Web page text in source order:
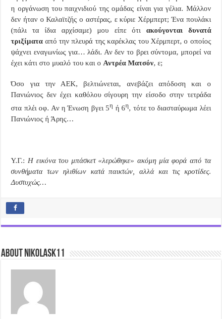
η οργάνωση του παιχνιδιού της ομάδας είναι για γέλια. Μάλλον
δεν ήταν ο Καλαϊτζής ο αστέρας, ε κύριε Χέρμπερτ; Ένα πουλάκι
(πάλι τα ίδια αρχίσαμε) μου είπε ότι ακούγονται δυνατά
τριξίματα από την πλευρά της καρέκλας του Χέρμπερτ, ο οποίος
ψάχνει εναγωνίως για… λάδι. Αν δεν το βρει σύντομα, μπορεί να
έχει κάτι στο μυαλό του και ο Αντρέα Ματσόν, ε;
Όσο για την ΑΕΚ, βελτιώνεται, ανεβάζει απόδοση και ο
Πανιώνιος δεν έχει καθόλου σίγουρη την είσοδο στην τετράδα
στα πλέι οφ. Αν η Ένωση βγει 5η ή 6η, τότε το διασταύρωμα λέει
Πανιώνιος ή Άρης…
Υ.Γ.: Η εικόνα του μπάσκετ «λερώθηκε» ακόμη μία φορά από τα
συνθήματα των ηλιθίων κατά παικτών, αλλά και τις κροτίδες.
Δυστυχώς…
About nikolask11